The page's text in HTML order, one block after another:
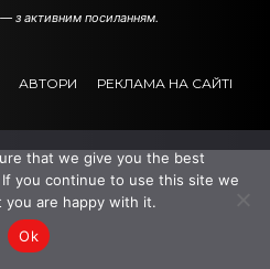
з активним посиланням.
АВТОРИ РЕКЛАМА НА САЙТІ
that we give you the best
you continue to use this site we
you are happy with it.
Ok